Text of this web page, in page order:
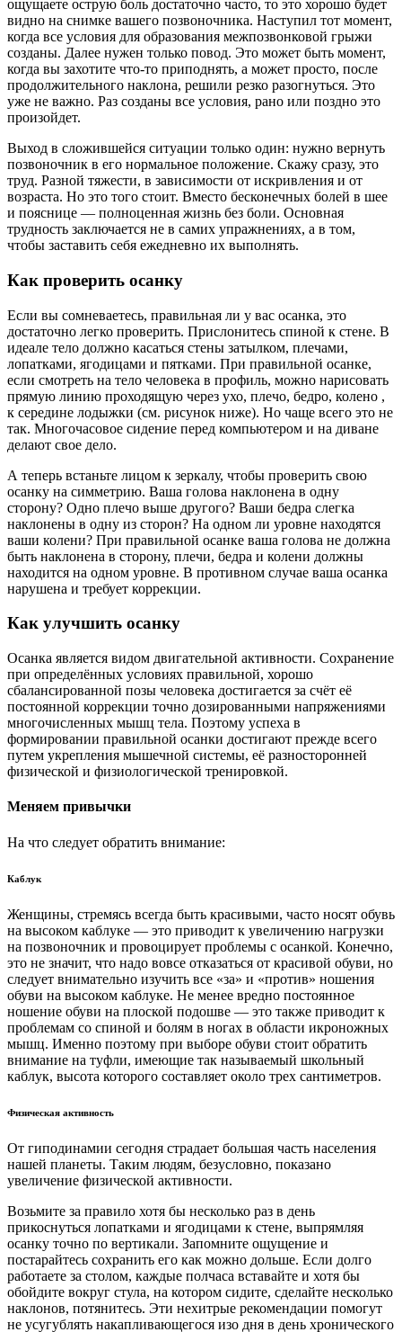
ощущаете острую боль достаточно часто, то это хорошо будет
видно на снимке вашего позвоночника. Наступил тот момент,
когда все условия для образования межпозвонковой грыжи
созданы. Далее нужен только повод. Это может быть момент,
когда вы захотите что-то приподнять, а может просто, после
продолжительного наклона, решили резко разогнуться. Это
уже не важно. Раз созданы все условия, рано или поздно это
произойдет.
Выход в сложившейся ситуации только один: нужно вернуть
позвоночник в его нормальное положение. Скажу сразу, это
труд. Разной тяжести, в зависимости от искривления и от
возраста. Но это того стоит. Вместо бесконечных болей в шее
и пояснице — полноценная жизнь без боли. Основная
трудность заключается не в самих упражнениях, а в том,
чтобы заставить себя ежедневно их выполнять.
Как проверить осанку
Если вы сомневаетесь, правильная ли у вас осанка, это
достаточно легко проверить. Прислонитесь спиной к стене. В
идеале тело должно касаться стены затылком, плечами,
лопатками, ягодицами и пятками. При правильной осанке,
если смотреть на тело человека в профиль, можно нарисовать
прямую линию проходящую через ухо, плечо, бедро, колено ,
к середине лодыжки (см. рисунок ниже). Но чаще всего это не
так. Многочасовое сидение перед компьютером и на диване
делают свое дело.
А теперь встаньте лицом к зеркалу, чтобы проверить свою
осанку на симметрию. Ваша голова наклонена в одну
сторону? Одно плечо выше другого? Ваши бедра слегка
наклонены в одну из сторон? На одном ли уровне находятся
ваши колени? При правильной осанке ваша голова не должна
быть наклонена в сторону, плечи, бедра и колени должны
находится на одном уровне. В противном случае ваша осанка
нарушена и требует коррекции.
Как улучшить осанку
Осанка является видом двигательной активности. Сохранение
при определённых условиях правильной, хорошо
сбалансированной позы человека достигается за счёт её
постоянной коррекции точно дозированными напряжениями
многочисленных мышц тела. Поэтому успеха в
формировании правильной осанки достигают прежде всего
путем укрепления мышечной системы, её разносторонней
физической и физиологической тренировкой.
Меняем привычки
На что следует обратить внимание:
Каблук
Женщины, стремясь всегда быть красивыми, часто носят обувь
на высоком каблуке — это приводит к увеличению нагрузки
на позвоночник и провоцирует проблемы с осанкой. Конечно,
это не значит, что надо вовсе отказаться от красивой обуви, но
следует внимательно изучить все «за» и «против» ношения
обуви на высоком каблуке. Не менее вредно постоянное
ношение обуви на плоской подошве — это также приводит к
проблемам со спиной и болям в ногах в области икроножных
мышц. Именно поэтому при выборе обуви стоит обратить
внимание на туфли, имеющие так называемый школьный
каблук, высота которого составляет около трех сантиметров.
Физическая активность
От гиподинамии сегодня страдает большая часть населения
нашей планеты. Таким людям, безусловно, показано
увеличение физической активности.
Возьмите за правило хотя бы несколько раз в день
прикоснуться лопатками и ягодицами к стене, выпрямляя
осанку точно по вертикали. Запомните ощущение и
постарайтесь сохранить его как можно дольше. Если долго
работаете за столом, каждые полчаса вставайте и хотя бы
обойдите вокруг стула, на котором сидите, сделайте несколько
наклонов, потянитесь. Эти нехитрые рекомендации помогут
не усугублять накапливающегося изо дня в день хронического